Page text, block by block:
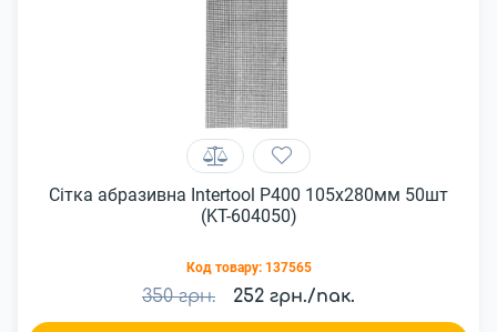
Сітка абразивна Intertool P400 105x280мм 50шт
(KT-604050)
Код товару: 137565
350 грн. 252 грн./пак.